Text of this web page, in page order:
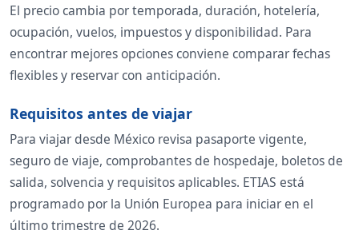
El precio cambia por temporada, duración, hotelería,
ocupación, vuelos, impuestos y disponibilidad. Para
encontrar mejores opciones conviene comparar fechas
flexibles y reservar con anticipación.
Requisitos antes de viajar
Para viajar desde México revisa pasaporte vigente,
seguro de viaje, comprobantes de hospedaje, boletos de
salida, solvencia y requisitos aplicables. ETIAS está
programado por la Unión Europea para iniciar en el
último trimestre de 2026.